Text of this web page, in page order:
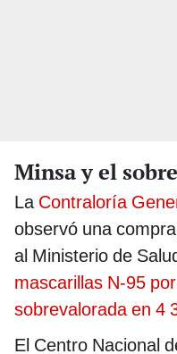
Minsa y el
La Contraloría
observó una
al Ministerio de
mascarillas N-95
sobrevalorada en 4
El Centro Nacional